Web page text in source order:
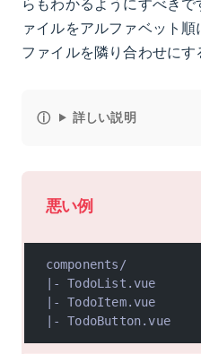
ァイルをアルファベット
ファイルを隣り合わせにす
詳しい説明
悪い例
components/
|- TodoList.vue
|- TodoItem.vue
|- TodoButton.vue